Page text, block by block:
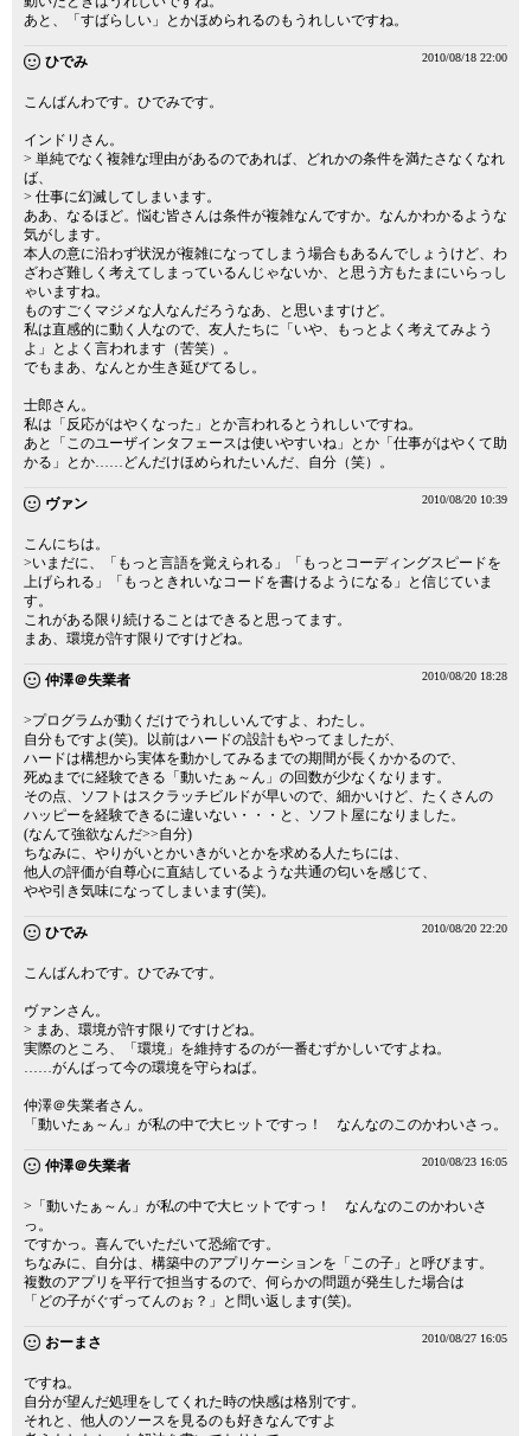
あと、「すばらしい」とかほめられるのもうれしいですね。
ひでみ 2010/08/18 22:00
こんばんわです。ひでみです。
インドリさん。
> 単純でなく複雑な理由があるのであれば、どれかの条件を満たさなくなれ
ば、
> 仕事に幻滅してしまいます。
ああ、なるほど。悩む皆さんは条件が複雑なんですか。なんかわかるような
気がします。
本人の意に沿わず状況が複雑になってしまう場合もあるんでしょうけど、わ
ざわざ難しく考えてしまっているんじゃないか、と思う方もたまにいらっし
ゃいますね。
ものすごくマジメな人なんだろうなあ、と思いますけど。
私は直感的に動く人なので、友人たちに「いや、もっとよく考えてみよう
よ」とよく言われます（苦笑）。
でもまあ、なんとか生き延びてるし。
士郎さん。
私は「反応がはやくなった」とか言われるとうれしいですね。
あと「このユーザインタフェースは使いやすいね」とか「仕事がはやくて助
かる」とか……どんだけほめられたいんだ、自分（笑）。
ヴァン 2010/08/20 10:39
こんにちは。
>いまだに、「もっと言語を覚えられる」「もっとコーディングスピードを
上げられる」「もっときれいなコードを書けるようになる」と信じていま
す。
これがある限り続けることはできると思ってます。
まあ、環境が許す限りですけどね。
仲澤＠失業者 2010/08/20 18:28
>プログラムが動くだけでうれしいんですよ、わたし。
自分もですよ(笑)。以前はハードの設計もやってましたが、
ハードは構想から実体を動かしてみるまでの期間が長くかかるので、
死ぬまでに経験できる「動いたぁ～ん」の回数が少なくなります。
その点、ソフトはスクラッチビルドが早いので、細かいけど、たくさんの
ハッピーを経験できるに違いない・・・と、ソフト屋になりました。
(なんて強欲なんだ>>自分)
ちなみに、やりがいとかいきがいとかを求める人たちには、
他人の評価が自尊心に直結しているような共通の匂いを感じて、
やや引き気味になってしまいます(笑)。
ひでみ 2010/08/20 22:20
こんばんわです。ひでみです。
ヴァンさん。
> まあ、環境が許す限りですけどね。
実際のところ、「環境」を維持するのが一番むずかしいですよね。
……がんばって今の環境を守らねば。
仲澤＠失業者さん。
「動いたぁ～ん」が私の中で大ヒットですっ！ なんなのこのかわいさっ。
仲澤＠失業者 2010/08/23 16:05
>「動いたぁ～ん」が私の中で大ヒットですっ！ なんなのこのかわいさ
っ。
ですかっ。喜んでいただいて恐縮です。
ちなみに、自分は、構築中のアプリケーションを「この子」と呼びます。
複数のアプリを平行で担当するので、何らかの問題が発生した場合は
「どの子がぐずってんのぉ？」と問い返します(笑)。
おーまさ 2010/08/27 16:05
ですね。
自分が望んだ処理をしてくれた時の快感は格別です。
それと、他人のソースを見るのも好きなんですよ